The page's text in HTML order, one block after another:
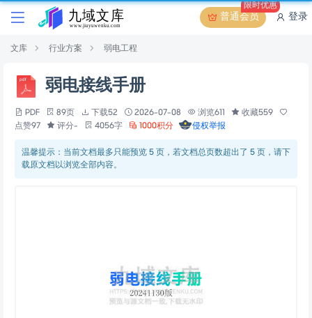
普通会员
限时优惠
登录
文库 行业方案 弱电工程
弱电接线手册
PDF 89页 下载52 2026-07-08 浏览611
收藏559
点赞97
评分- 4056字 1000积分 侵权举报
温馨提示：当前文档最多只能预览 5 页，若文档总页数超出了 5 页，请下
载原文档以浏览全部内容。